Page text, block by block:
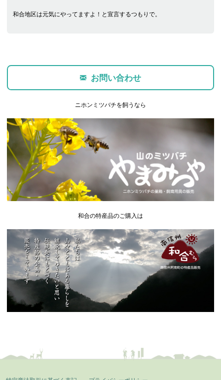
和合地区は元気にやってますよ！と宣言するつもりで。
お問い合わせ
ニホンミツバチを飼うなら
和合の特産品のご購入は